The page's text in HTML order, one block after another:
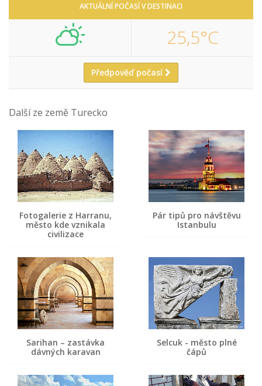
AKTUÁLNÍ POČASÍ V DESTINACI
25,5°C
Předpověď počasí
Další ze země Turecko
Fotogalerie z Harranu,
město kde vznikala
civilizace
Pár tipů pro návštěvu
Istanbulu
Sarihan – zastávka
dávných karavan
Selcuk - město plné
čápů